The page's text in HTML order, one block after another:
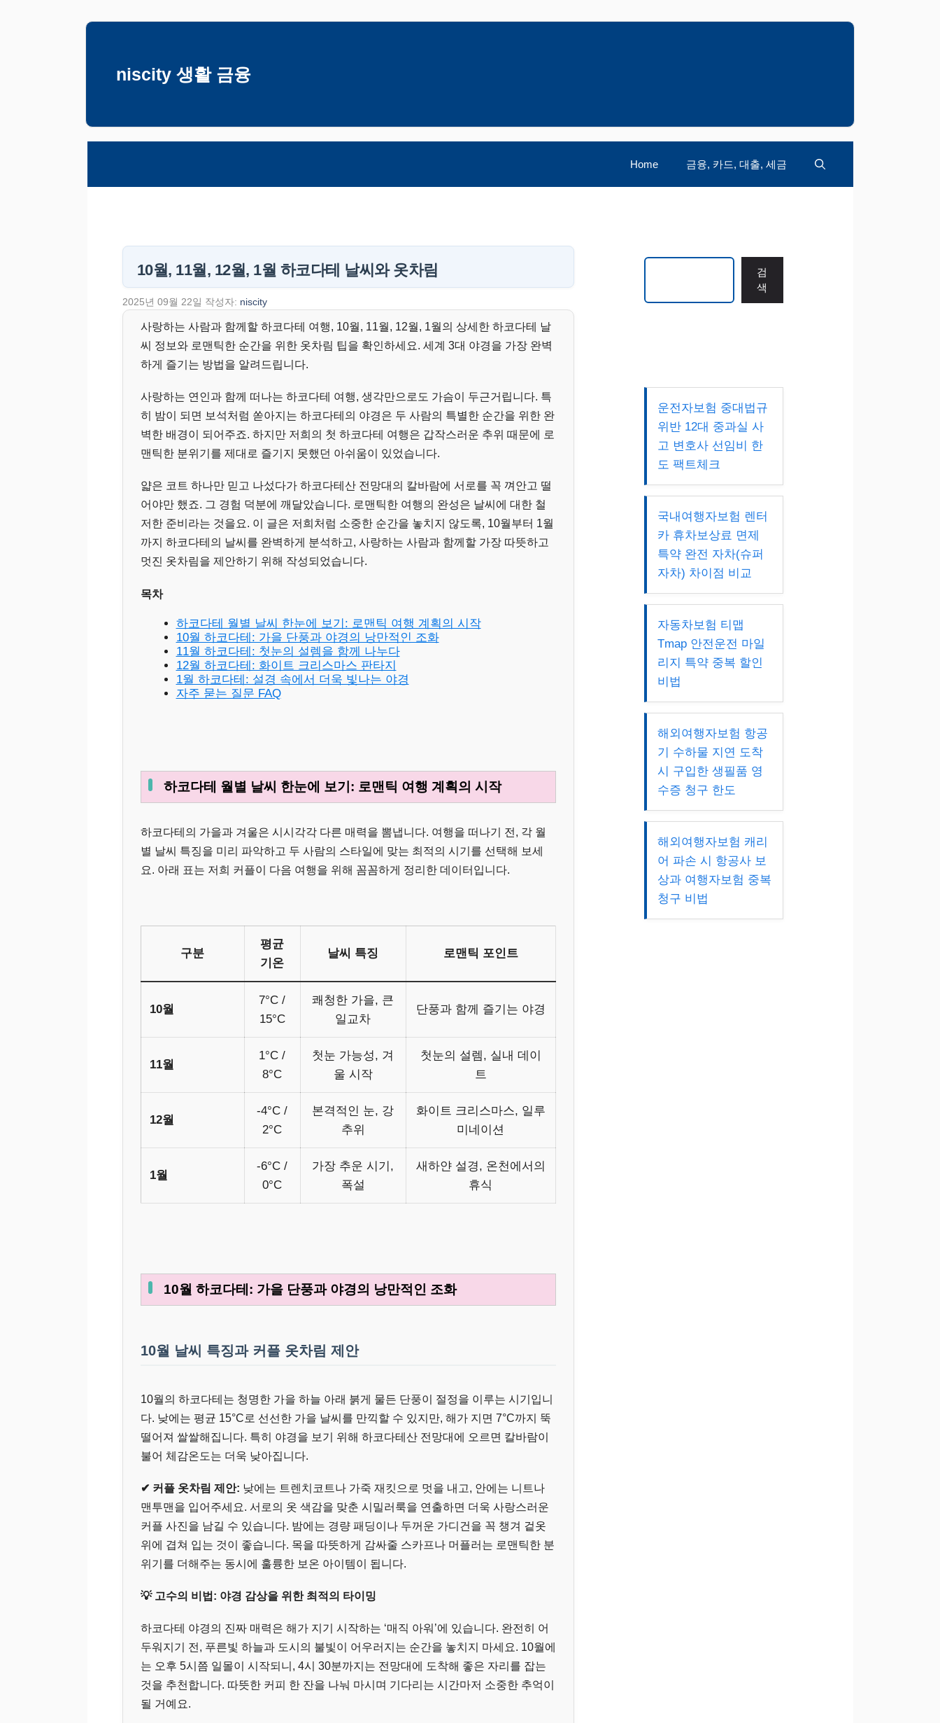
niscity 생활 금융
Home 금융, 카드, 대출, 세금
10월, 11월, 12월, 1월 하코다테 날씨와 옷차림
2025년 09월 22일 작성자: niscity
사랑하는 사람과 함께할 하코다테 여행, 10월, 11월, 12월, 1월의 상세한 하코다테 날
씨 정보와 로맨틱한 순간을 위한 옷차림 팁을 확인하세요. 세계 3대 야경을 가장 완벽
하게 즐기는 방법을 알려드립니다.
사랑하는 연인과 함께 떠나는 하코다테 여행, 생각만으로도 가슴이 두근거립니다. 특
히 밤이 되면 보석처럼 쏟아지는 하코다테의 야경은 두 사람의 특별한 순간을 위한 완
벽한 배경이 되어주죠. 하지만 저희의 첫 하코다테 여행은 갑작스러운 추위 때문에 로
맨틱한 분위기를 제대로 즐기지 못했던 아쉬움이 있었습니다.
얇은 코트 하나만 믿고 나섰다가 하코다테산 전망대의 칼바람에 서로를 꼭 껴안고 떨
어야만 했죠. 그 경험 덕분에 깨달았습니다. 로맨틱한 여행의 완성은 날씨에 대한 철
저한 준비라는 것을요. 이 글은 저희처럼 소중한 순간을 놓치지 않도록, 10월부터 1월
까지 하코다테의 날씨를 완벽하게 분석하고, 사랑하는 사람과 함께할 가장 따뜻하고
멋진 옷차림을 제안하기 위해 작성되었습니다.
목차
하코다테 월별 날씨 한눈에 보기: 로맨틱 여행 계획의 시작
10월 하코다테: 가을 단풍과 야경의 낭만적인 조화
11월 하코다테: 첫눈의 설렘을 함께 나누다
12월 하코다테: 화이트 크리스마스 판타지
1월 하코다테: 설경 속에서 더욱 빛나는 야경
자주 묻는 질문 FAQ
하코다테 월별 날씨 한눈에 보기: 로맨틱 여행 계획의 시작
하코다테의 가을과 겨울은 시시각각 다른 매력을 뽐냅니다. 여행을 떠나기 전, 각 월
별 날씨 특징을 미리 파악하고 두 사람의 스타일에 맞는 최적의 시기를 선택해 보세
요. 아래 표는 저희 커플이 다음 여행을 위해 꼼꼼하게 정리한 데이터입니다.
구분
평균
기온
날씨 특징 로맨틱 포인트
10월
7°C /
15°C
쾌청한 가을, 큰
일교차
단풍과 함께 즐기는 야경
11월
1°C /
8°C
첫눈 가능성, 겨
울 시작
첫눈의 설렘, 실내 데이
트
12월
-4°C /
2°C
본격적인 눈, 강
추위
화이트 크리스마스, 일루
미네이션
1월
-6°C /
0°C
가장 추운 시기,
폭설
새하얀 설경, 온천에서의
휴식
10월 하코다테: 가을 단풍과 야경의 낭만적인 조화
10월 날씨 특징과 커플 옷차림 제안
10월의 하코다테는 청명한 가을 하늘 아래 붉게 물든 단풍이 절정을 이루는 시기입니
다. 낮에는 평균 15°C로 선선한 가을 날씨를 만끽할 수 있지만, 해가 지면 7°C까지 뚝
떨어져 쌀쌀해집니다. 특히 야경을 보기 위해 하코다테산 전망대에 오르면 칼바람이
불어 체감온도는 더욱 낮아집니다.
✔ 커플 옷차림 제안: 낮에는 트렌치코트나 가죽 재킷으로 멋을 내고, 안에는 니트나
맨투맨을 입어주세요. 서로의 옷 색감을 맞춘 시밀러룩을 연출하면 더욱 사랑스러운
커플 사진을 남길 수 있습니다. 밤에는 경량 패딩이나 두꺼운 가디건을 꼭 챙겨 겉옷
위에 겹쳐 입는 것이 좋습니다. 목을 따뜻하게 감싸줄 스카프나 머플러는 로맨틱한 분
위기를 더해주는 동시에 훌륭한 보온 아이템이 됩니다.
💡 고수의 비법: 야경 감상을 위한 최적의 타이밍
하코다테 야경의 진짜 매력은 해가 지기 시작하는 ‘매직 아워’에 있습니다. 완전히 어
두워지기 전, 푸른빛 하늘과 도시의 불빛이 어우러지는 순간을 놓치지 마세요. 10월에
는 오후 5시쯤 일몰이 시작되니, 4시 30분까지는 전망대에 도착해 좋은 자리를 잡는
것을 추천합니다. 따뜻한 커피 한 잔을 나눠 마시며 기다리는 시간마저 소중한 추억이
될 거예요.
검
색
운전자보험 중대법규
위반 12대 중과실 사
고 변호사 선임비 한
도 팩트체크
국내여행자보험 렌터
카 휴차보상료 면제
특약 완전 자차(슈퍼
자차) 차이점 비교
자동차보험 티맵
Tmap 안전운전 마일
리지 특약 중복 할인
비법
해외여행자보험 항공
기 수하물 지연 도착
시 구입한 생필품 영
수증 청구 한도
해외여행자보험 캐리
어 파손 시 항공사 보
상과 여행자보험 중복
청구 비법